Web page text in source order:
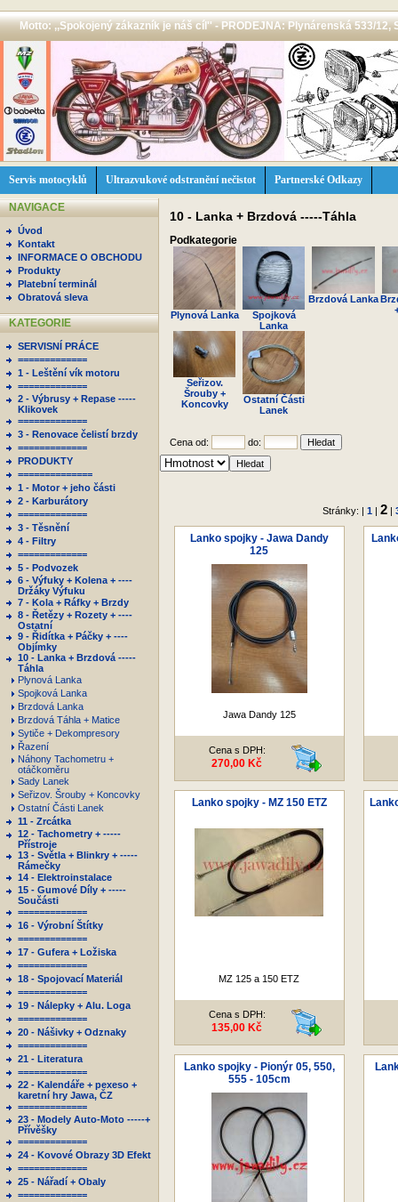
Motto: ,,Spokojený zákazník je náš cíl'' - PRODEJNA: Plynárenská 533/12,
Servis motocyklů Ultrazvukové odstranění nečistot Partnerské Odkazy
NAVIGACE
Úvod
Kontakt
INFORMACE O OBCHODU
Produkty
Platební terminál
Obratová sleva
KATEGORIE
SERVISNÍ PRÁCE
=============
1 - Leštění vík motoru
=============
2 - Výbrusy + Repase -----
Klikovek
=============
3 - Renovace čelistí brzdy
=============
PRODUKTY
==============
1 - Motor + jeho části
2 - Karburátory
=============
3 - Těsnění
4 - Filtry
=============
5 - Podvozek
6 - Výfuky + Kolena + ----
Držáky Výfuku
7 - Kola + Ráfky + Brzdy
8 - Řetězy + Rozety + ----
Ostatní
9 - Řidítka + Páčky + ----
Objímky
10 - Lanka + Brzdová -----
Táhla
Plynová Lanka
Spojková Lanka
Brzdová Lanka
Brzdová Táhla + Matice
Sytiče + Dekompresory
Řazení
Náhony Tachometru +
otáčkoměru
Sady Lanek
Seřizov. Šrouby + Koncovky
Ostatní Části Lanek
11 - Zrcátka
12 - Tachometry + -----
Přístroje
13 - Světla + Blinkry + -----
Rámečky
14 - Elektroinstalace
15 - Gumové Díly + -----
Součásti
=============
16 - Výrobní Štítky
=============
17 - Gufera + Ložiska
=============
18 - Spojovací Materiál
=============
19 - Nálepky + Alu. Loga
=============
20 - Nášivky + Odznaky
=============
21 - Literatura
=============
22 - Kalendáře + pexeso +
karetní hry Jawa, ČZ
=============
23 - Modely Auto-Moto -----+
Přívěšky
=============
24 - Kovové Obrazy 3D Efekt
=============
25 - Nářadí + Obaly
=============
10 - Lanka + Brzdová -----Táhla
Podkategorie
Plynová Lanka
Spojková
Lanka
Brzdová Lanka
Seřizov.
Šrouby +
Koncovky
Ostatní Části
Lanek
Cena od: do:
Stránky: | 1| 2|
Lanko spojky - Jawa Dandy
125
Jawa Dandy 125
Cena s DPH:
270,00 Kč
Lanko spojky - MZ 150 ETZ
MZ 125 a 150 ETZ
Cena s DPH:
135,00 Kč
Lanko spojky - Pionýr 05, 550,
555 - 105cm